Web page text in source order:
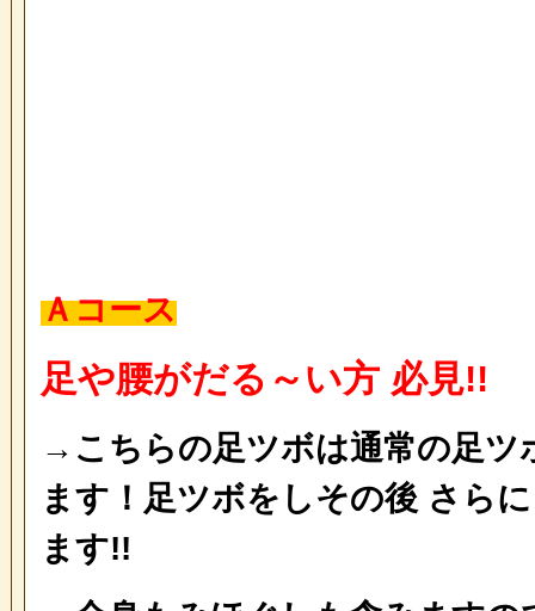
Ａコース
足や腰がだる～い方 必見!!
→こちらの足ツボは通常の足ツ
ます！足ツボをしその後 さら
ます!!